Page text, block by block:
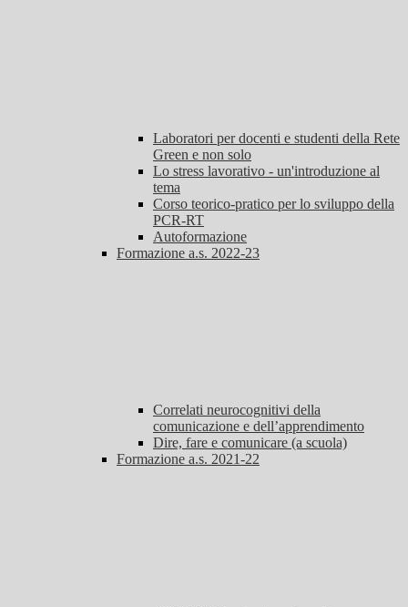
Laboratori per docenti e studenti della Rete
Green e non solo
Lo stress lavorativo - un'introduzione al
tema
Corso teorico-pratico per lo sviluppo della
PCR-RT
Autoformazione
Formazione a.s. 2022-23
Correlati neurocognitivi della
comunicazione e dell’apprendimento
Dire, fare e comunicare (a scuola)
Formazione a.s. 2021-22